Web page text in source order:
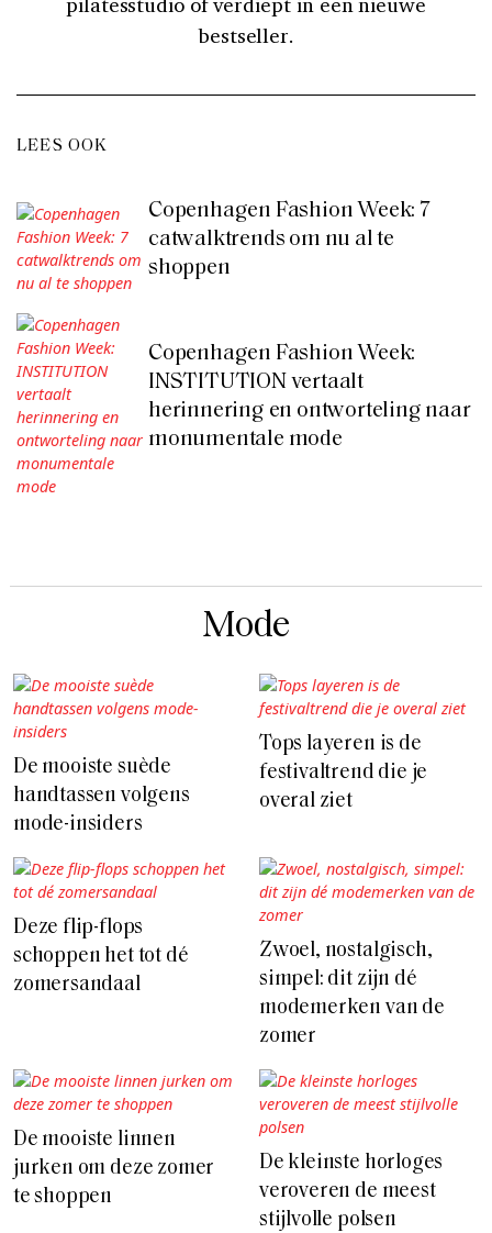
bestseller.
LEES OOK
Copenhagen Fashion Week: 7
catwalktrends om nu al te
shoppen
Copenhagen Fashion Week:
INSTITUTION vertaalt
herinnering en ontworteling naar
monumentale mode
Mode
De mooiste suède
handtassen volgens
mode-insiders
Tops layeren is de
festivaltrend die je
overal ziet
Deze flip-flops
schoppen het tot dé
zomersandaal
Zwoel, nostalgisch,
simpel: dit zijn dé
modemerken van de
zomer
De mooiste linnen
jurken om deze zomer
te shoppen
De kleinste horloges
veroveren de meest
stijlvolle polsen